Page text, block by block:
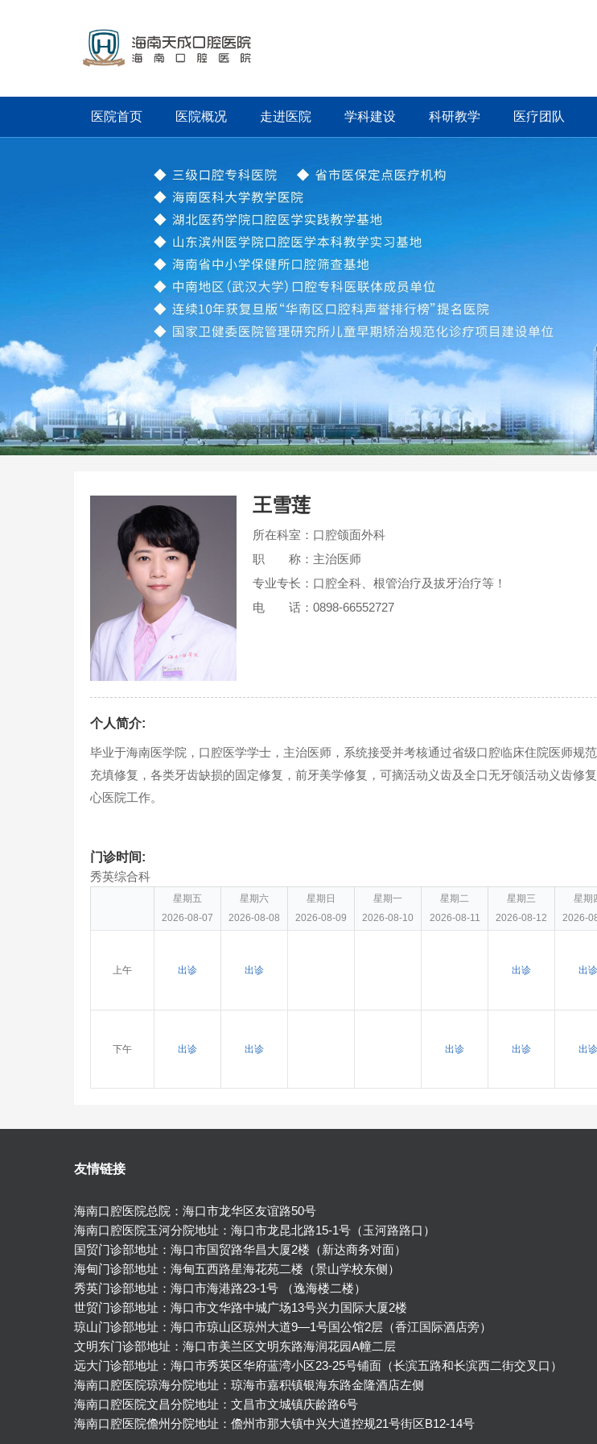
医院首页 医院概况 走进医院 学科建设 科研教学 医疗团队
王雪莲
所在科室：口腔颌面外科
职 称：主治医师
专业专长：口腔全科、根管治疗及拔牙治疗等！
电 话：0898-66552727
个人简介:
毕业于海南医学院，口腔医学学士，主治医师，系统接受并考核通过省级口腔临床住院医师规
充填修复，各类牙齿缺损的固定修复，前牙美学修复，可摘活动义齿及全口无牙颌活动义齿修
心医院工作。
门诊时间:
秀英综合科
星期五
2026-08-07
星期六
2026-08-08
星期日
2026-08-09
星期一
2026-08-10
星期二
2026-08-11
星期三
2026-08-12
星期
2026-
上午 出诊 出诊 出诊 出诊
下午 出诊 出诊 出诊 出诊 出诊
友情链接
海南口腔医院总院：海口市龙华区友谊路50号
海南口腔医院玉河分院地址：海口市龙昆北路15-1号（玉河路路口）
国贸门诊部地址：海口市国贸路华昌大厦2楼（新达商务对面）
海甸门诊部地址：海甸五西路星海花苑二楼（景山学校东侧）
秀英门诊部地址：海口市海港路23-1号 （逸海楼二楼）
世贸门诊部地址：海口市文华路中城广场13号兴力国际大厦2楼
琼山门诊部地址：海口市琼山区琼州大道9—1号国公馆2层（香江国际酒店旁）
文明东门诊部地址：海口市美兰区文明东路海润花园A幢二层
远大门诊部地址：海口市秀英区华府蓝湾小区23-25号铺面（长滨五路和长滨西二街交叉口）
海南口腔医院琼海分院地址：琼海市嘉积镇银海东路金隆酒店左侧
海南口腔医院文昌分院地址：文昌市文城镇庆龄路6号
海南口腔医院儋州分院地址：儋州市那大镇中兴大道控规21号街区B12-14号